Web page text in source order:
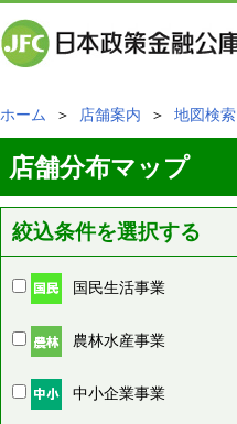
ホーム ＞ 店舗案内 ＞ 地図検索
店舗分布マップ
絞込条件を選択する
国民生活事業
農林水産事業
中小企業事業